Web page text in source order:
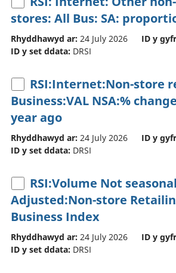
stores: All Bus: SA:
Rhyddhawyd ar: 24 July 2026 ID y
ID y set ddata: DRSI
RSI:Internet:Non-store
Business:VAL NSA:%
year ago
Rhyddhawyd ar: 24 July 2026 ID y
ID y set ddata: DRSI
RSI:Volume Not
Adjusted:Non-store
Business Index
Rhyddhawyd ar: 24 July 2026 ID y
ID y set ddata: DRSI